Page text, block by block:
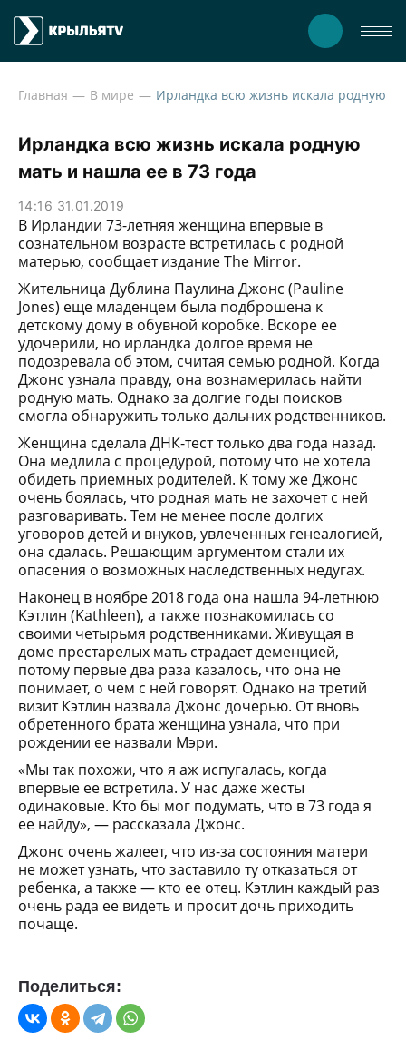
Главная В мире
Ирландка всю жизнь искала родную
мать и нашла ее в 73 года
14:16 31.01.2019
В Ирландии 73-летняя женщина впервые в
сознательном возрасте встретилась с родной
матерью, сообщает издание The Mirror.
Жительница Дублина Паулина Джонс (Pauline
Jones) еще младенцем была подброшена к
детскому дому в обувной коробке. Вскоре ее
удочерили, но ирландка долгое время не
подозревала об этом, считая семью родной. Когда
Джонс узнала правду, она вознамерилась найти
родную мать. Однако за долгие годы поисков
смогла обнаружить только дальних родственников.
Женщина сделала ДНК-тест только два года назад.
Она медлила с процедурой, потому что не хотела
обидеть приемных родителей. К тому же Джонс
очень боялась, что родная мать не захочет с ней
разговаривать. Тем не менее после долгих
уговоров детей и внуков, увлеченных генеалогией,
она сдалась. Решающим аргументом стали их
опасения о возможных наследственных недугах.
Наконец в ноябре 2018 года она нашла 94-летнюю
Кэтлин (Kathleen), а также познакомилась со
своими четырьмя родственниками. Живущая в
доме престарелых мать страдает деменцией,
потому первые два раза казалось, что она не
понимает, о чем с ней говорят. Однако на третий
визит Кэтлин назвала Джонс дочерью. От вновь
обретенного брата женщина узнала, что при
рождении ее назвали Мэри.
«Мы так похожи, что я аж испугалась, когда
впервые ее встретила. У нас даже жесты
одинаковые. Кто бы мог подумать, что в 73 года я
ее найду», — рассказала Джонс.
Джонс очень жалеет, что из-за состояния матери
не может узнать, что заставило ту отказаться от
ребенка, а также — кто ее отец. Кэтлин каждый раз
очень рада ее видеть и просит дочь приходить
почаще.
Поделиться: